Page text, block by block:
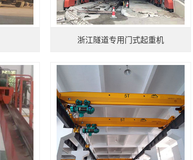
浙江隧道专用门式起重机